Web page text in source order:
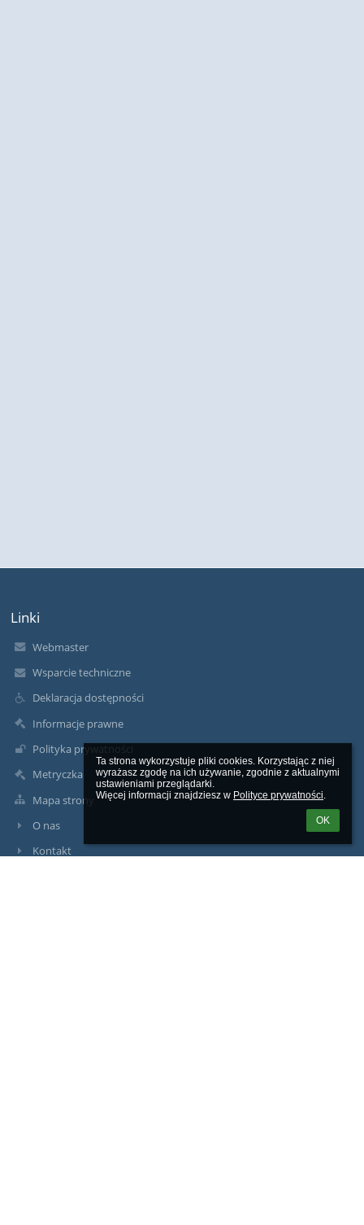
Ta strona wykorzystuje pliki cookies. Korzystając z niej
wyrażasz zgodę na ich używanie, zgodnie z aktualnymi
ustawieniami przeglądarki.
Więcej informacji znajdziesz w Polityce prywatności.
OK
Linki
Webmaster
Wsparcie techniczne
Deklaracja dostępności
Informacje prawne
Polityka prywatności
Metryczka
Mapa strony
O nas
Kontakt